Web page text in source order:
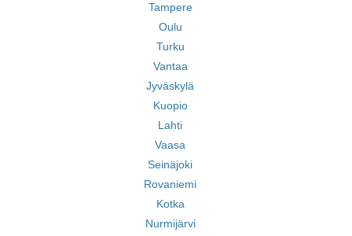
Tampere
Oulu
Turku
Vantaa
Jyväskylä
Kuopio
Lahti
Vaasa
Seinäjoki
Rovaniemi
Kotka
Nurmijärvi